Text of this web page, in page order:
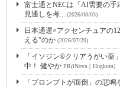
富士通とNECは「AI需要の
見通しを考... (2026/08/03)
日本通運×アクセンチュアの
える”のか (2026/07/29)
「イソジン®クリアうがい薬
中！ 健やか PR(iNova｜Hugkum)
「プロンプトが面倒」の悲